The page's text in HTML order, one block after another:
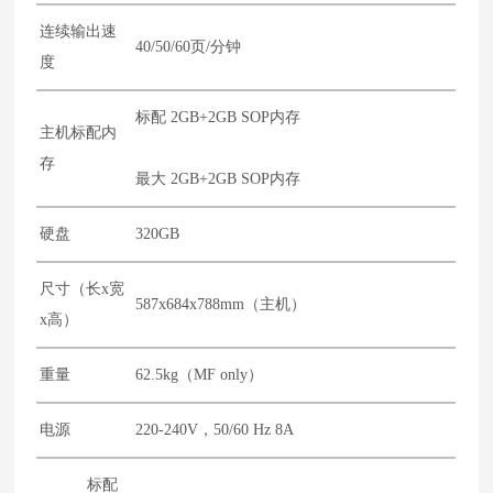
连续输出速
度
40/50/60页/分钟
主机标配内
存
标配 2GB+2GB SOP内存
最大 2GB+2GB SOP内存
硬盘 320GB
尺寸（长x宽
x高）
587x684x788mm（主机）
重量 62.5kg（MF only）
电源 220-240V，50/60 Hz 8A
标配